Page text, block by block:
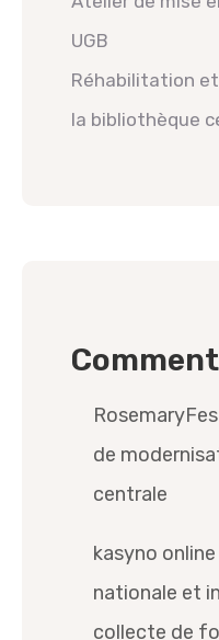
UGB
Réhabilitation
la bibliothèque
RosemaryFes
de
centrale
kasyno
nationale et
collecte de